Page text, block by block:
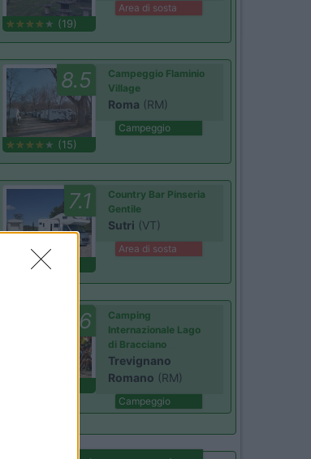
(19)
Area di sosta
8.5
(15)
Campeggio Flaminio
Village
Roma (RM)
Campeggio
7.1
Country Bar Pinseria
Gentile
Sutri (VT)
Area di sosta
6
Camping
Internazionale Lago
di Bracciano
Trevignano
Romano (RM)
Campeggio